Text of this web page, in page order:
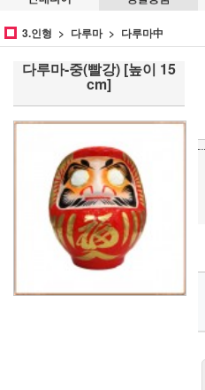
3.인형 다루마 다루마中
다루마-중(빨강) [높이 15
cm]